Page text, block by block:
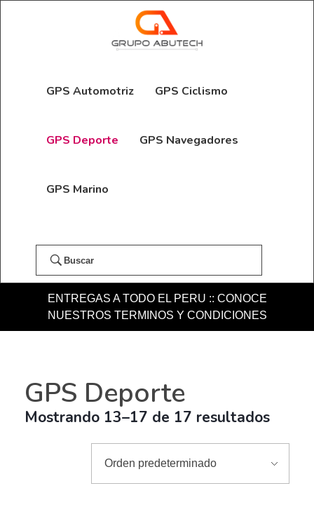
GPS Automotriz GPS Ciclismo
GPS Deporte GPS Navegadores
GPS Marino
Buscar
ENTREGAS A TODO EL PERU :: CONOCE
NUESTROS TERMINOS Y CONDICIONES
GPS Deporte
Mostrando 13–17 de 17 resultados